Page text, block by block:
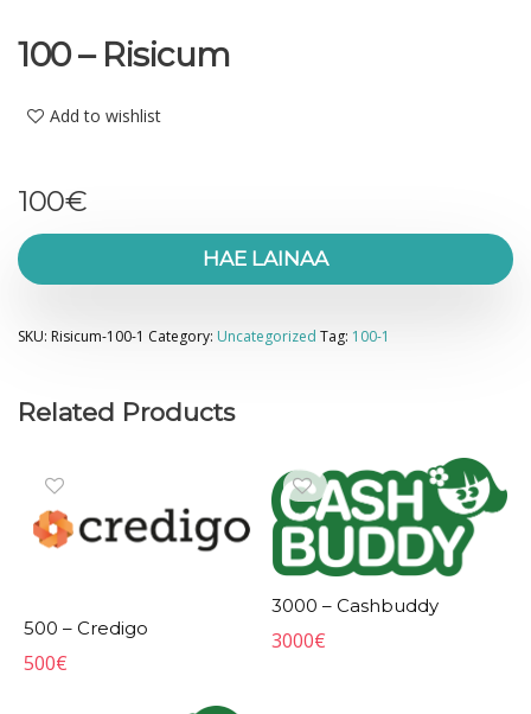
100 – Risicum
Add to wishlist
100€
HAE LAINAA
SKU: Risicum-100-1 Category: Uncategorized Tag: 100-1
Related Products
500 – Credigo
500€
3000 – Cashbuddy
3000€